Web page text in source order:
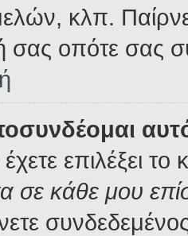
κλπ.
σας οπότε σας
επιλέξει το
σε κάθε μου